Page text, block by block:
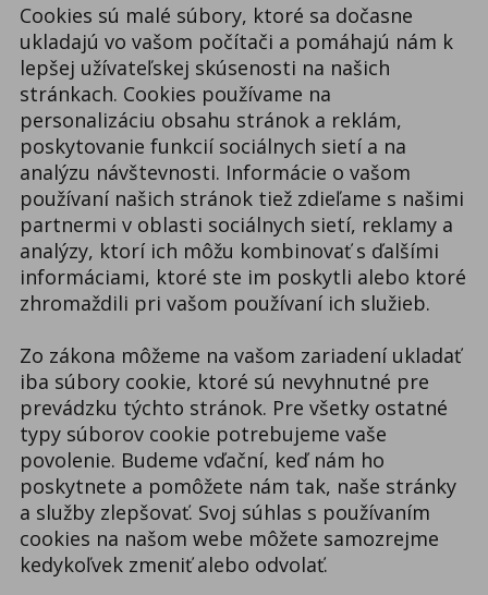
Cookies sú malé súbory, ktoré sa dočasne
ukladajú vo vašom počítači a pomáhajú nám k
lepšej užívateľskej skúsenosti na našich
stránkach. Cookies používame na
personalizáciu obsahu stránok a reklám,
poskytovanie funkcií sociálnych sietí a na
analýzu návštevnosti. Informácie o vašom
používaní našich stránok tiež zdieľame s našimi
partnermi v oblasti sociálnych sietí, reklamy a
analýzy, ktorí ich môžu kombinovať s ďalšími
informáciami, ktoré ste im poskytli alebo ktoré
zhromaždili pri vašom používaní ich služieb.
Zo zákona môžeme na vašom zariadení ukladať
iba súbory cookie, ktoré sú nevyhnutné pre
prevádzku týchto stránok. Pre všetky ostatné
typy súborov cookie potrebujeme vaše
povolenie. Budeme vďační, keď nám ho
poskytnete a pomôžete nám tak, naše stránky
a služby zlepšovať. Svoj súhlas s používaním
cookies na našom webe môžete samozrejme
kedykoľvek zmeniť alebo odvolať.